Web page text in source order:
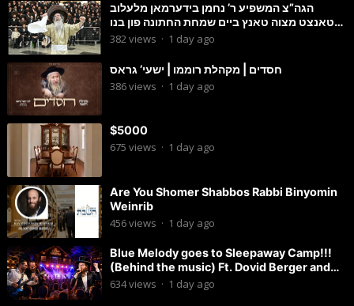
הגה”צ המשפיע ר’ נחמן בידערמאן מלעלוב
טאנצט מצוה טאנץ ביים שמחת החתונה פון בנו
החתן
382views · 1 day ago
חסדים | מקהלת רוממו | ישעי’ גראס
386views · 1 day ago
$5000
675 views · 1 day ago
Are You Shomer Shabbos Rabbi Binyomin
Weinrib
456views · 1 day ago
Blue Melody goes to Sleepaway Camp!!!
(Behind the music) Ft. Dovid Berger and
Chaim Brown
634views · 1 day ago